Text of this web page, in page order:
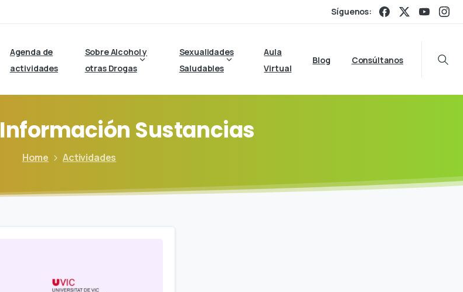
Síguenos:
Agenda de
actividades
Sobre Alcohol y
otras Drogas
Sexualidades
Saludables
Aula
Virtual
Blog Consúltanos
Información Sustancias
Home Actividades